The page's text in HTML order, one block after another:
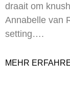
draait om
Annabelle van
setting….
MEHR